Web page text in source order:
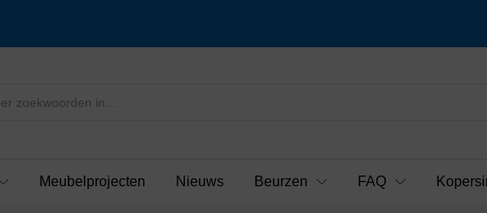
Meubelprojecten Nieuws Beurzen FAQ